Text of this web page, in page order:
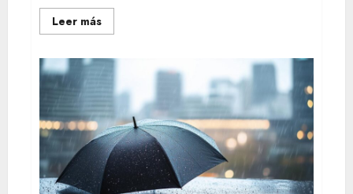
Leer másLeer
más
Cómo
encontrar
mejores
tiendas
online
de
moda
para
cada
estilo
personal